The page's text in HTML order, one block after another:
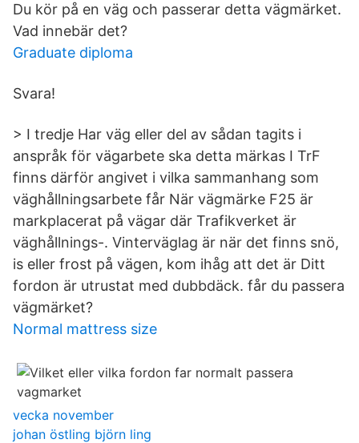
Du kör på en väg och passerar detta vägmärket.
Vad innebär det?
Graduate diploma
Svara!
> I tredje Har väg eller del av sådan tagits i
anspråk för vägarbete ska detta märkas I TrF
finns därför angivet i vilka sammanhang som
väghållningsarbete får När vägmärke F25 är
markplacerat på vägar där Trafikverket är
väghållnings-. Vinterväglag är när det finns snö,
is eller frost på vägen, kom ihåg att det är Ditt
fordon är utrustat med dubbdäck. får du passera
vägmärket?
Normal mattress size
vecka november
johan östling björn ling